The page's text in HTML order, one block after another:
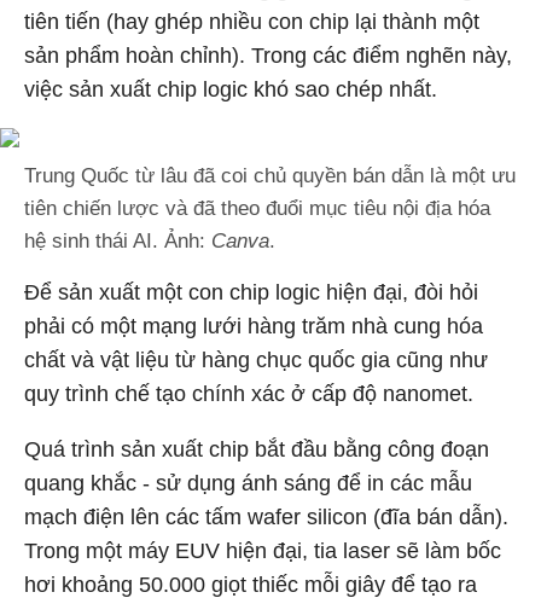
tiên tiến (hay ghép nhiều con chip lại thành một
sản phẩm hoàn chỉnh). Trong các điểm nghẽn này,
việc sản xuất chip logic khó sao chép nhất.
Trung Quốc từ lâu đã coi chủ quyền bán dẫn là một ưu
tiên chiến lược và đã theo đuổi mục tiêu nội địa hóa
hệ sinh thái AI. Ảnh: Canva.
Để sản xuất một con chip logic hiện đại, đòi hỏi
phải có một mạng lưới hàng trăm nhà cung hóa
chất và vật liệu từ hàng chục quốc gia cũng như
quy trình chế tạo chính xác ở cấp độ nanomet.
Quá trình sản xuất chip bắt đầu bằng công đoạn
quang khắc - sử dụng ánh sáng để in các mẫu
mạch điện lên các tấm wafer silicon (đĩa bán dẫn).
Trong một máy EUV hiện đại, tia laser sẽ làm bốc
hơi khoảng 50.000 giọt thiếc mỗi giây để tạo ra